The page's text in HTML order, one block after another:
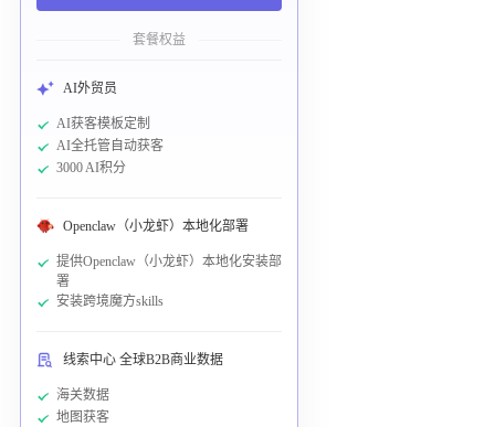
套餐权益
AI外贸员
AI获客模板定制
AI全托管自动获客
3000 AI积分
Openclaw（小龙虾）本地化部署
提供Openclaw（小龙虾）本地化安装部
署
安装跨境魔方skills
线索中心 全球B2B商业数据
海关数据
地图获客